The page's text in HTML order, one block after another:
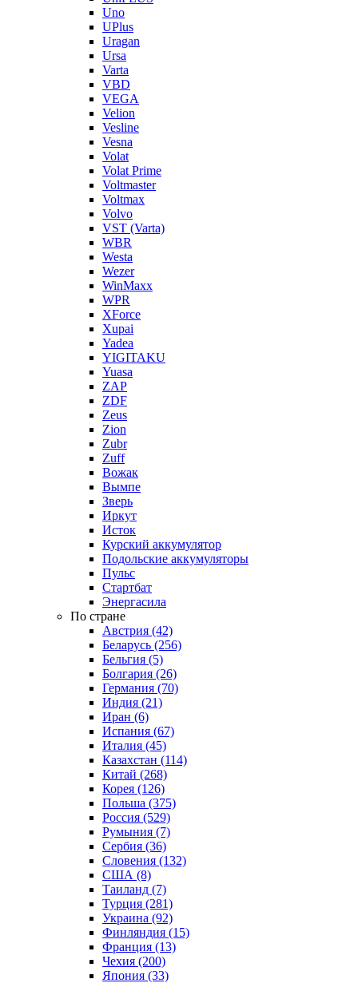
Uno
UPlus
Uragan
Ursa
Varta
VBD
VEGA
Velion
Vesline
Vesna
Volat
Volat Prime
Voltmaster
Voltmax
Volvo
VST (Varta)
WBR
Westa
Wezer
WinMaxx
WPR
XForce
Xupai
Yadea
YIGITAKU
Yuasa
ZAP
ZDF
Zeus
Zion
Zubr
Zuff
Вожак
Вымпе
Зверь
Иркут
Исток
Курский аккумулятор
Подольские аккумуляторы
Пульс
Стартбат
Энергасила
По стране
Австрия (42)
Беларусь (256)
Бельгия (5)
Болгария (26)
Германия (70)
Индия (21)
Иран (6)
Испания (67)
Италия (45)
Казахстан (114)
Китай (268)
Корея (126)
Польша (375)
Россия (529)
Румыния (7)
Сербия (36)
Словения (132)
США (8)
Таиланд (7)
Турция (281)
Украина (92)
Финляндия (15)
Франция (13)
Чехия (200)
Япония (33)